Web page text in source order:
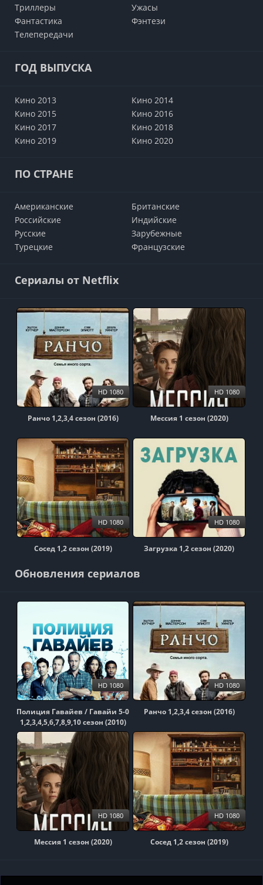
Триллеры
Ужасы
Фантастика
Фэнтези
Телепередачи
ГОД ВЫПУСКА
Кино 2013
Кино 2014
Кино 2015
Кино 2016
Кино 2017
Кино 2018
Кино 2019
Кино 2020
ПО СТРАНЕ
Американские
Британские
Российские
Индийские
Русские
Зарубежные
Турецкие
Французские
Сериалы от Netflix
Ранчо 1,2,3,4 сезон (2016)
HD 1080
Мессия 1 сезон (2020)
HD 1080
Сосед 1,2 сезон (2019)
HD 1080
Загрузка 1,2 сезон (2020)
HD 1080
Обновления сериалов
Полиция Гавайев / Гавайи 5-0
1,2,3,4,5,6,7,8,9,10 сезон (2010)
HD 1080
Ранчо 1,2,3,4 сезон (2016)
HD 1080
Мессия 1 сезон (2020)
HD 1080
Сосед 1,2 сезон (2019)
HD 1080